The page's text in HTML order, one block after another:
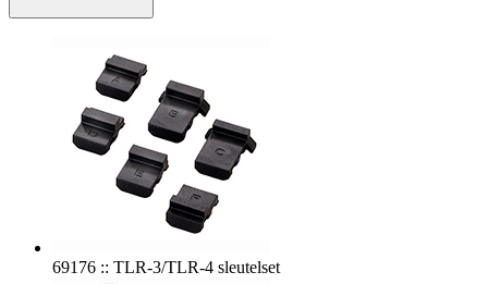
69176 :: TLR-3/TLR-4 sleutelset